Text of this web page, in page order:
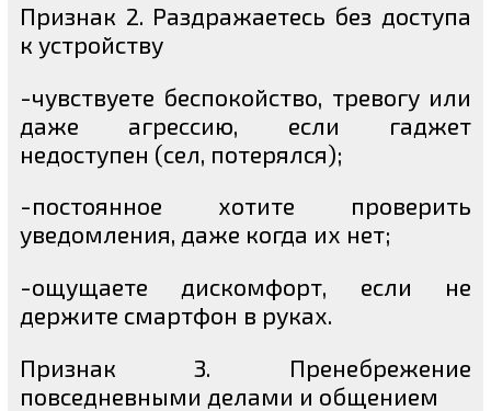
Признак 2. Раздражаетесь без доступа
к устройству
-чувствуете беспокойство, тревогу или
даже агрессию, если гаджет
недоступен (сел, потерялся);
-постоянное хотите проверить
уведомления, даже когда их нет;
-ощущаете дискомфорт, если не
держите смартфон в руках.
Признак 3. Пренебрежение
повседневными делами и общением